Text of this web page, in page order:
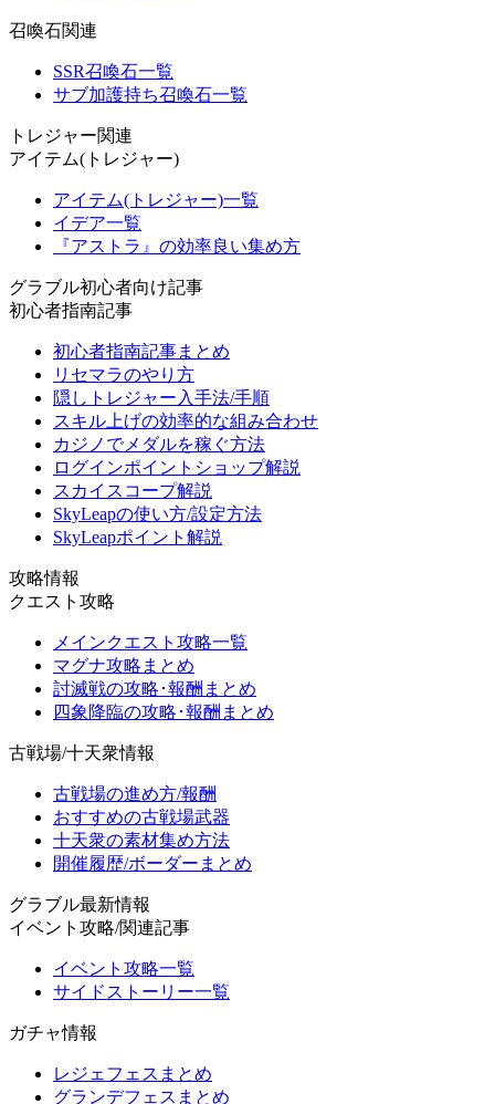
召喚石関連
SSR召喚石一覧
サブ加護持ち召喚石一覧
トレジャー関連
アイテム(トレジャー)
アイテム(トレジャー)一覧
イデア一覧
『アストラ』の効率良い集め方
グラブル初心者向け記事
初心者指南記事
初心者指南記事まとめ
リセマラのやり方
隠しトレジャー入手法/手順
スキル上げの効率的な組み合わせ
カジノでメダルを稼ぐ方法
ログインポイントショップ解説
スカイスコープ解説
SkyLeapの使い方/設定方法
SkyLeapポイント解説
攻略情報
クエスト攻略
メインクエスト攻略一覧
マグナ攻略まとめ
討滅戦の攻略･報酬まとめ
四象降臨の攻略･報酬まとめ
古戦場/十天衆情報
古戦場の進め方/報酬
おすすめの古戦場武器
十天衆の素材集め方法
開催履歴/ボーダーまとめ
グラブル最新情報
イベント攻略/関連記事
イベント攻略一覧
サイドストーリー一覧
ガチャ情報
レジェフェスまとめ
グランデフェスまとめ